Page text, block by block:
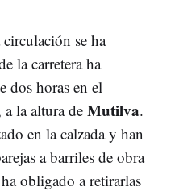
se ha
la carretera ha
dos horas en el
a la altura de Mutilva.
en la calzada y han
a barriles de obra
obligado a retirarlas